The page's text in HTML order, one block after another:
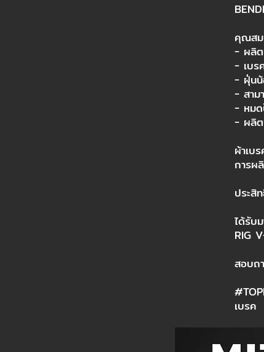
คุณสม
- ผลิต
- เบร
- ฝุ่น
- สาม
- หมด
- ผลิต
ผ้าเบ
การผ
ประสิ
ได้รับ
RIG
สอบถ
เบรค